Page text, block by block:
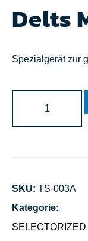
Delts
Spezialgerät zur
SKU: TS-003A
Kategorie: